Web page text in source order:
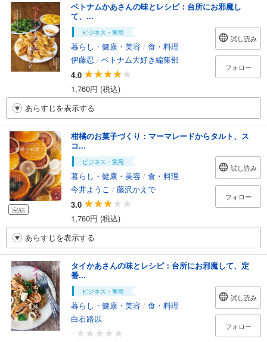
ベトナムかあさんの味とレシピ：台所にお邪魔し
て、...
ビジネス・実用
暮らし・健康・美容 / 食・料理
伊藤忍 / ベトナム大好き編集部
4.0
1,760円 (税込)
試し読み
フォロー
あらすじを表示する
完結
柑橘のお菓子づくり：マーマレードからタルト、ス
コ...
ビジネス・実用
暮らし・健康・美容 / 食・料理
今井ようこ / 藤沢かえで
3.0
1,760円 (税込)
試し読み
フォロー
あらすじを表示する
タイかあさんの味とレシピ：台所にお邪魔して、定
番...
ビジネス・実用
暮らし・健康・美容 / 食・料理
白石路以
-
試し読み
フォロー